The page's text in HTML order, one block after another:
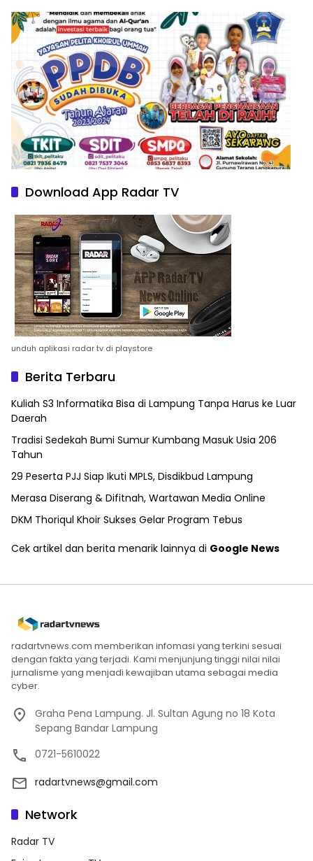
Download App Radar TV
unduh aplikasi radar tv di playstore
Berita Terbaru
Kuliah S3 Informatika Bisa di Lampung Tanpa Harus ke Luar
Daerah
Tradisi Sedekah Bumi Sumur Kumbang Masuk Usia 206
Tahun
29 Peserta PJJ Siap Ikuti MPLS, Disdikbud Lampung
Merasa Diserang & Difitnah, Wartawan Media Online
DKM Thoriqul Khoir Sukses Gelar Program Tebus
Cek artikel dan berita menarik lainnya di Google News
radartvnews.com memberikan infomasi yang terkini sesuai
dengan fakta yang terjadi. Kami menjunjung tinggi nilai nilai
jurnalisme yang menjadi kewajiban utama sebagai media
cyber.
Graha Pena Lampung. Jl. Sultan Agung no 18 Kota
Sepang Bandar Lampung
0721-5610022
radartvnews@gmail.com
Network
Radar TV